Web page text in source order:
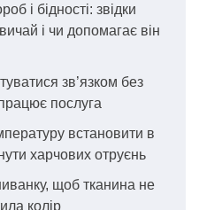
і бідності: звідки
і чи допомагає він
зв’язком без
послуга
встановити в
харчових отруєнь
щоб тканина не
колір